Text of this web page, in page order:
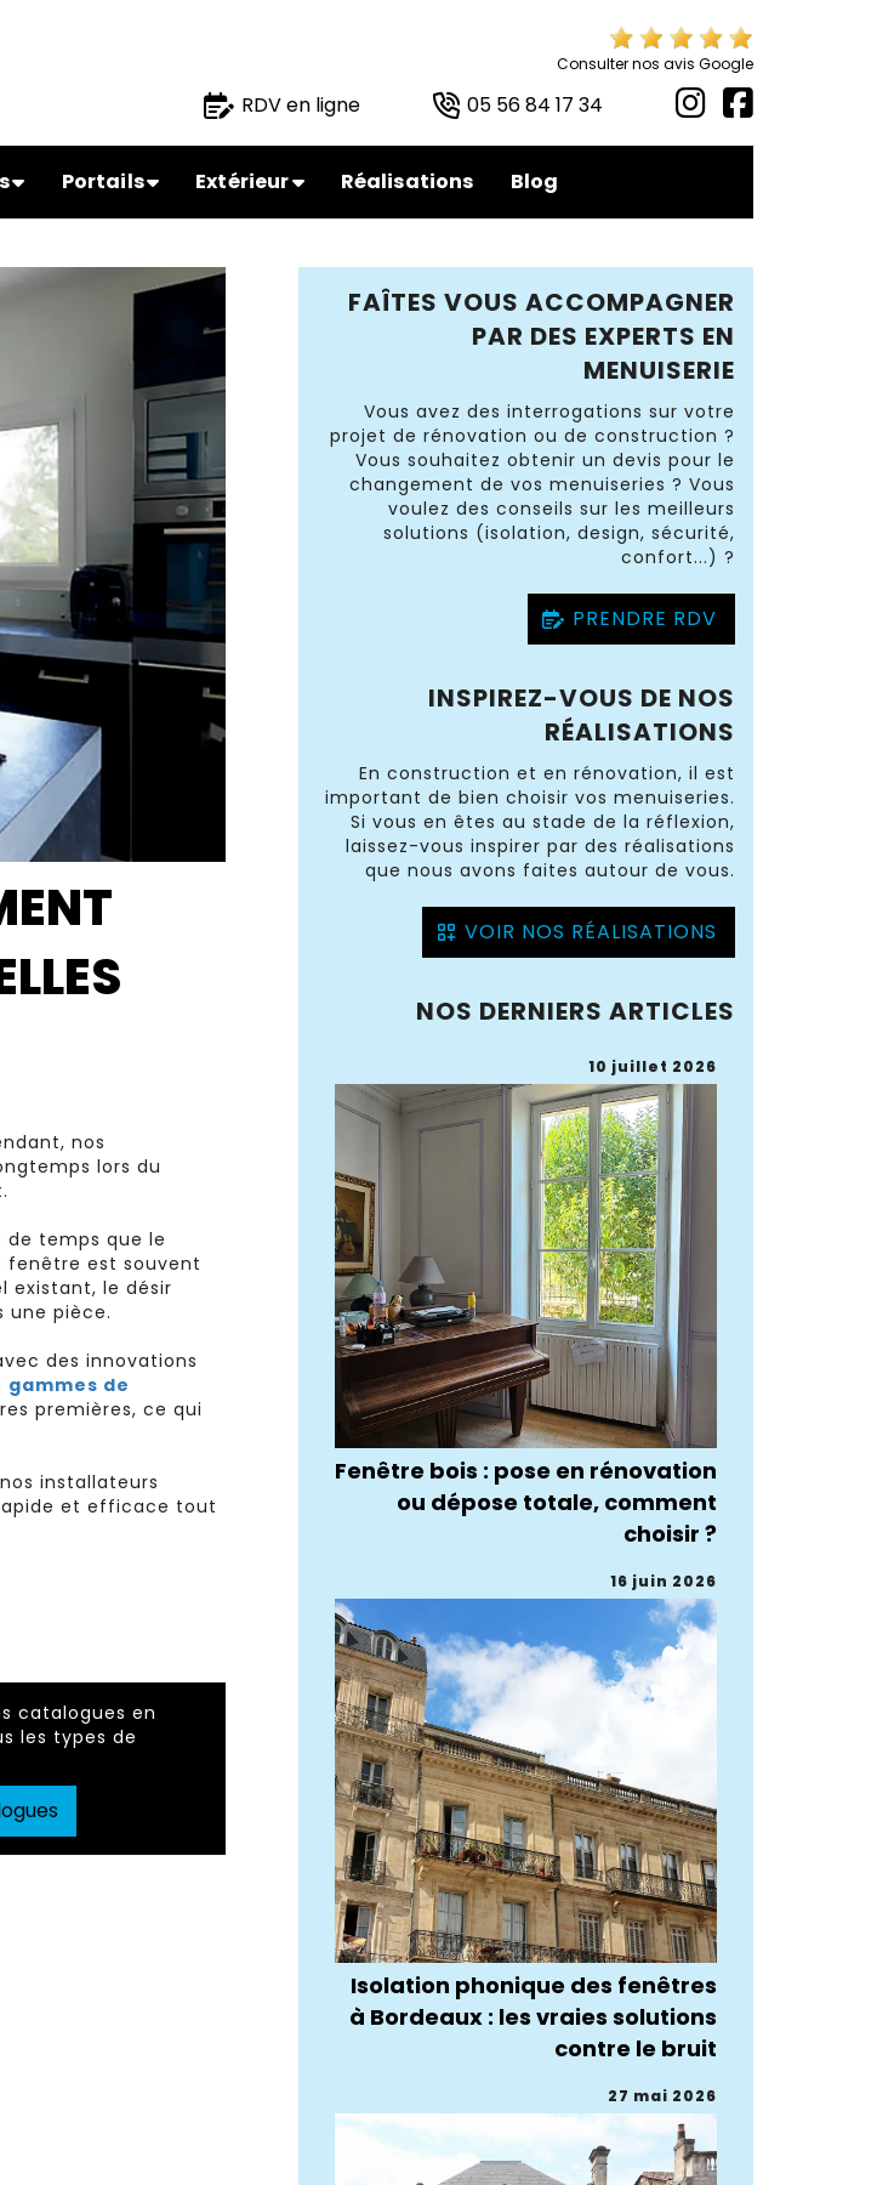
Consulter nos avis Google
RDV en ligne 05 56 84 17 34
Portails Extérieur Réalisations Blog
nos
lors du
temps que le
est souvent
existant, le désir
une pièce.
des innovations
gammes de
premières, ce qui
installateurs
et efficace tout
catalogues en
les types de
FAÎTES VOUS ACCOMPAGNER
PAR DES EXPERTS EN
MENUISERIE
Vous avez des interrogations sur votre
projet de rénovation ou de construction ?
Vous souhaitez obtenir un devis pour le
changement de vos menuiseries ? Vous
voulez des conseils sur les meilleurs
solutions (isolation, design, sécurité,
confort...) ?
PRENDRE RDV
INSPIREZ-VOUS DE NOS
RÉALISATIONS
En construction et en rénovation, il est
important de bien choisir vos menuiseries.
Si vous en êtes au stade de la réflexion,
laissez-vous inspirer par des réalisations
que nous avons faites autour de vous.
VOIR NOS RÉALISATIONS
NOS DERNIERS ARTICLES
10 juillet 2026
Fenêtre bois : pose en rénovation
ou dépose totale, comment
choisir ?
16 juin 2026
Isolation phonique des fenêtres
à Bordeaux : les vraies solutions
contre le bruit
27 mai 2026